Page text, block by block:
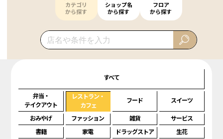
カテゴリ
から探す
ショップ名
から探す
フロア
から探す
すべて
弁当・
テイクアウト
レストラン・
カフェ
フード スイーツ
おみやげ ファッション 雑貨
サービス
書籍
家電 ドラッグストア 生花